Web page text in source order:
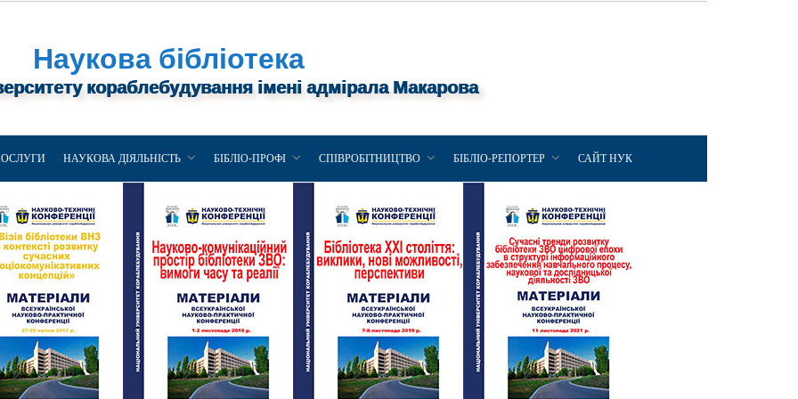
Наукова бібліотека
кораблебудування імені адмірала Макарова
НАУКОВА ДІЯЛЬНІСТЬ БІБЛІО-ПРОФІ СПІВРОБІТНИЦТВО БІБЛІО-РЕПОРТЕР САЙТ НУК